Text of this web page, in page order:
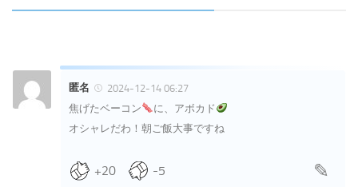
匿名
2024-12-14 06:27
焦げたベーコン
に、アボカド
オシャレだわ！朝ご飯大事ですね
+20 -5